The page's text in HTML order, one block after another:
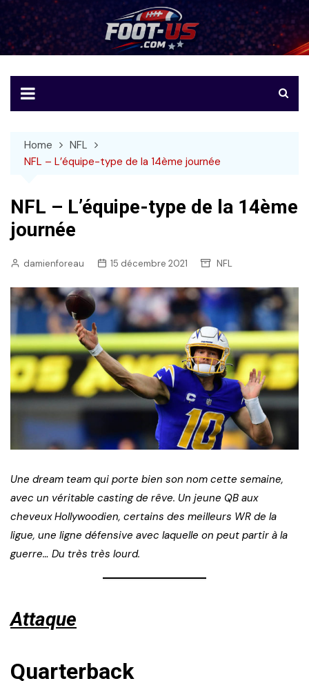
to
content
Foot-US
Le football américain en français
Home
NFL
NFL – L’équipe-type de la 14ème journée
NFL – L’équipe-type de la 14ème
journée
damienforeau 15 décembre 2021 NFL
Une dream team qui porte bien son nom cette semaine,
avec un véritable casting de rêve. Un jeune QB aux
cheveux Hollywoodien, certains des meilleurs WR de la
ligue, une ligne défensive avec laquelle on peut partir à la
guerre… Du très très lourd.
Attaque
Quarterback